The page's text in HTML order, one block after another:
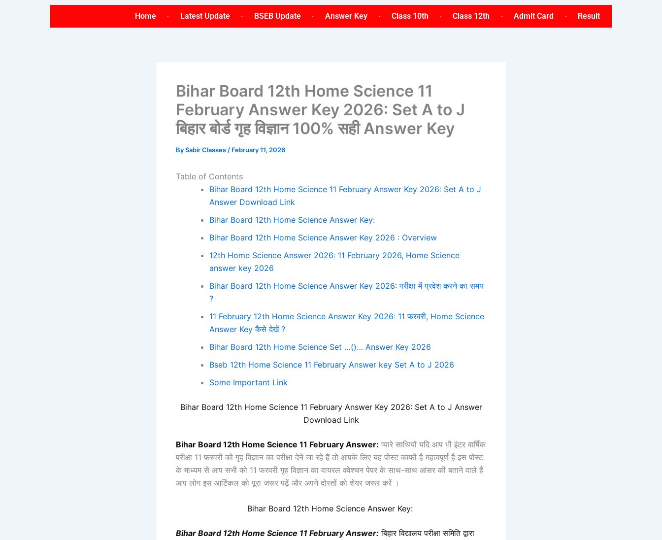
Home Latest Update BSEB Update Answer Key Class 10th Class 12th Admit Card Result
Bihar Board 12th Home Science 11
February Answer Key 2026: Set A to J
बिहार बोर्ड गृह विज्ञान 100% सही Answer Key
BySabir Classes / February 11, 2026
Table of Contents
Bihar Board 12th Home Science 11 February Answer Key 2026: Set A to J
Answer Download Link
Bihar Board 12th Home Science Answer Key:
Bihar Board 12th Home Science Answer Key 2026 : Overview
12th Home Science Answer 2026: 11 February 2026, Home Science
answer key 2026
Bihar Board 12th Home Science Answer Key 2026: परीक्षा में प्रवेश करने का समय
?
11 February 12th Home Science Answer Key 2026: 11 फरवरी, Home Science
Answer Key कैसे देखें ?
Bihar Board 12th Home Science Set …()… Answer Key 2026
Bseb 12th Home Science 11 February Answer key Set A to J 2026
Some Important Link
Bihar Board 12th Home Science 11 February Answer Key 2026: Set A to J Answer
Download Link
Bihar Board 12th Home Science 11 February Answer: प्यारे साथियों यदि आप भी इंटर वार्षिक
परीक्षा 11 फरवरी को गृह विज्ञान का परीक्षा देने जा रहे हैं तो आपके लिए यह पोस्ट काफी है महत्वपूर्ण है इस पोस्ट
के माध्यम से आप सभी को 11 फरवरी गृह विज्ञान का वायरल क्वेश्चन पेपर के साथ-साथ आंसर की बताने वाले हैं
आप लोग इस आर्टिकल को पूरा जरूर पढ़ें और अपने दोस्तों को शेयर जरूर करें ।
Bihar Board 12th Home ScienceAnswer Key:
Bihar Board 12th Home Science 11 February Answer: बिहार विद्यालय परीक्षा समिति द्वारा